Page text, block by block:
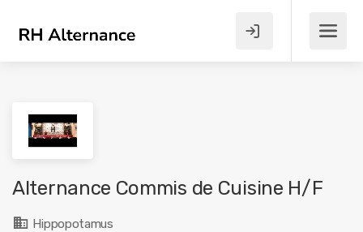
Alternance Commis de Cuisine H/F
Hippopotamus